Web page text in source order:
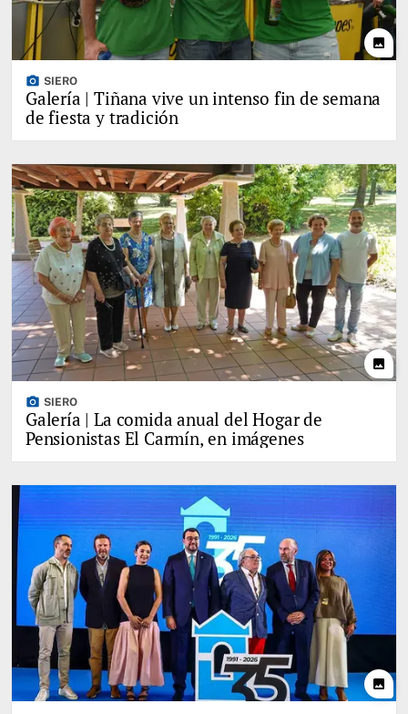
photo
photo_camera SIERO
Galería | Tiñana vive un intenso fin de semana
de fiesta y tradición
photo
photo_camera SIERO
Galería | La comida anual del Hogar de
Pensionistas El Carmín, en imágenes
photo